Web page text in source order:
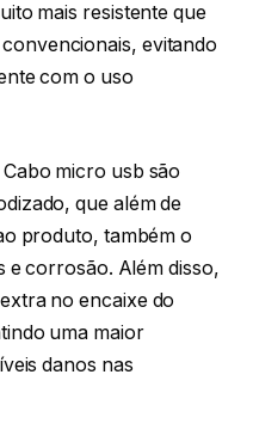
mais resistente que
evitando
com o uso
micro usb são
que além de
produto, também o
e corrosão. Além disso,
no encaixe do
uma maior
danos nas